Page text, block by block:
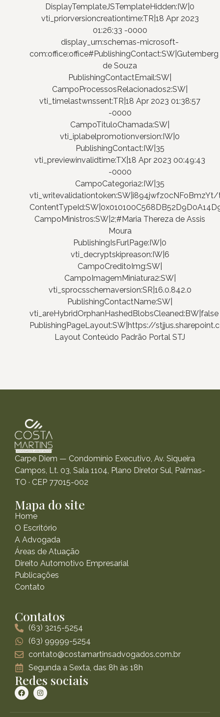
DisplayTemplateJSTemplateHidden:IW|0
vti_priorversioncreationtime:TR|18 Apr 2023
01:26:33 -0000
display_urn:schemas-microsoft-
com:office:office#PublishingContact:SW|Gutemberg
de Souza
PublishingContactEmail:SW|
CampoProcessosRelacionados2:SW|
vti_timelastwnssent:TR|18 Apr 2023 01:38:57
-0000
CampoTituloChamada:SW|
vti_iplabelpromotionversion:IW|0
PublishingContact:IW|35
vti_previewinvalidtime:TX|18 Apr 2023 00:49:43
-0000
CampoCategoria2:IW|35
vti_writevalidationtoken:SW|i894jwfz0cNFoBmzYt/
CampoMinistros:SW|2;#Maria Thereza de Assis
Moura
PublishingIsFurlPage:IW|0
vti_decryptskipreason:IW|6
CampoCreditoImg:SW|
CampoImagemMiniatura2:SW|
vti_sprocsschemaversion:SR|16.0.842.0
PublishingContactName:SW|
vti_areHybridOrphanHashedBlobsCleaned:BW|false
PublishingPageLayout:SW|https://
Layout Conteúdo Padrão Portal STJ
Carpe Diem — Condomínio Executivo, Av. Siqueira
Campos, Lt. 03, Sala 1104, Plano Diretor Sul, Palmas-
TO · CEP 77015-002
Mapa do site
Home
O Escritório
A Advogada
Áreas de Atuação
Direito Automotivo Empresarial
Publicações
Contato
Contatos
(63) 3215-5254
(63) 99999-5254
contato@costamartinsadvogados.com.br
Segunda a Sexta, das 8h às 18h
Redes sociais